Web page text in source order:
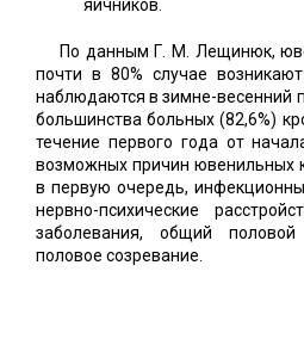
яичников.
По данным Г. М. Лещинюк,
почти в 80% случае
наблюдаются в зимне-весенний
большинства больных (82,6%)
течение первого года от
возможных причин ювенильных
в первую очередь,
нервно-психические
заболевания, общий половой
половое созревание.